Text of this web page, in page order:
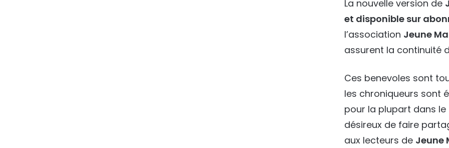
La nouvelle version de
et disponible sur
l’association Jeune
assurent la continuité
Ces benevoles sont
les chroniqueurs sont
pour la plupart dans
désireux de faire
aux lecteurs de Jeune